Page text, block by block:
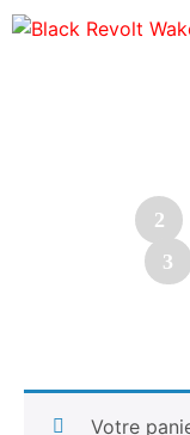
2
3
Votre